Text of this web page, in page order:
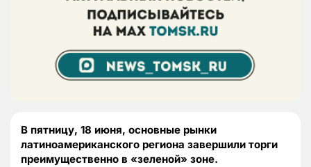
В пятницу, 18 июня, основные рынки
латиноамериканского региона завершили торги
преимущественно в «зеленой» зоне.